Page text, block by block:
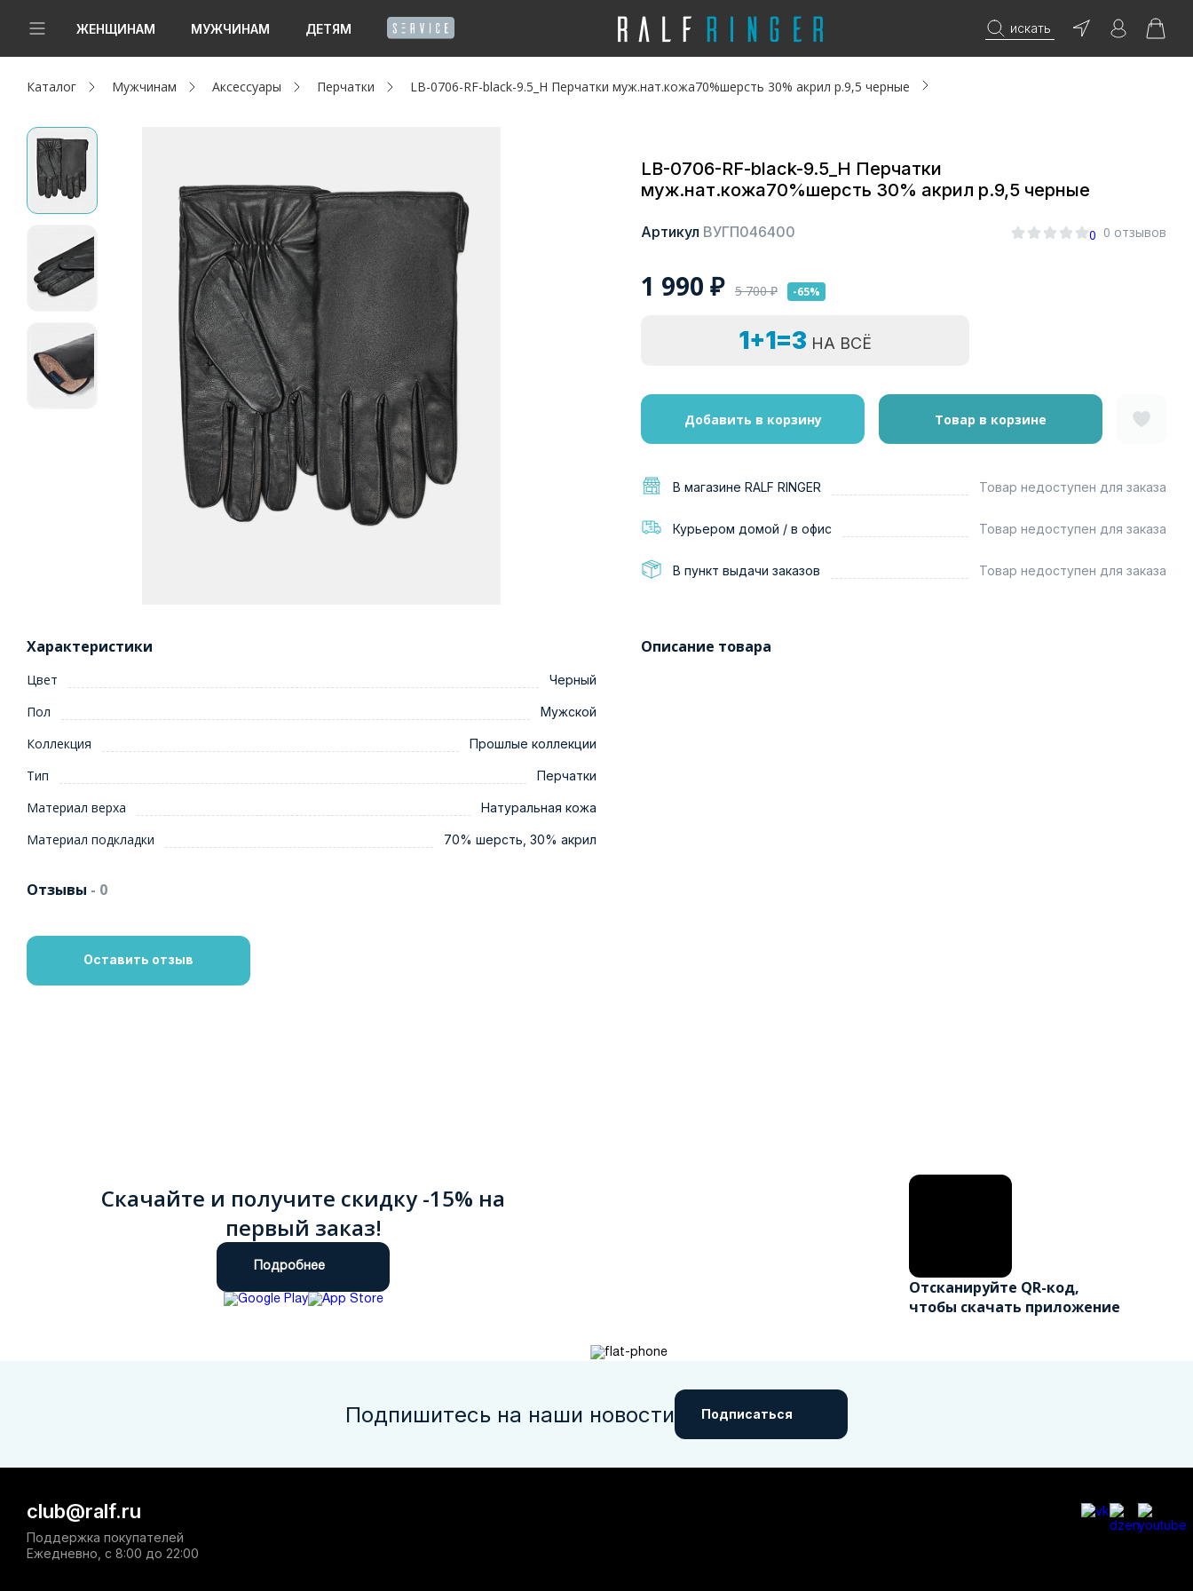
ЖЕНЩИНАМ МУЖЧИНАМ ДЕТЯМ искать
Новинки
Женщинам
Мужчинам
Капсула
Акции / Новости
Адреса магазинов
Каталог Мужчинам Аксессуары Перчатки LB-0706-RF-black-9.5_Н Перчатки муж.нат.кожа70%шерсть 30% акрил р.9,5 черные
LB-0706-RF-black-9.5_Н Перчатки
муж.нат.кожа70%шерсть 30% акрил р.9,5 черные
Артикул ВУГП046400 0 0 отзывов
1 990 ₽ 5 700₽ -65%
1+1=3 НА ВСЁ
Добавить в корзину Товар в корзине
В магазине RALF RINGER Товар недоступен для заказа
Курьером домой / в офис Товар недоступен для заказа
В пункт выдачи заказов Товар недоступен для заказа
Характеристики
Цвет Черный
Пол Мужской
Коллекция Прошлые коллекции
Тип Перчатки
Материал верха Натуральная кожа
Материал подкладки 70% шерсть, 30% акрил
Описание товара
Отзывы - 0
Оставить отзыв
Скачайте и получите скидку -15% на
первый заказ!
Подробнее
Отсканируйте QR-код,
чтобы скачать приложение
Подпишитесь на наши новости Подписаться
club@ralf.ru
Поддержка покупателей
Ежедневно, с 8:00 до 22:00